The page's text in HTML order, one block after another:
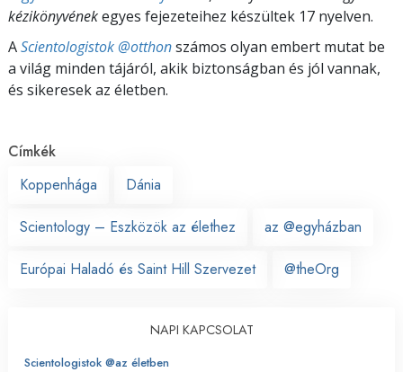
kézikönyvénekegyes fejezeteihez készültek 17 nyelven.
AScientologistok @otthonszámos olyan embert mutat be
a világ minden tájáról, akik biztonságban és jól vannak,
és sikeresek az életben.
Címkék
Koppenhága
Dánia
Scientology – Eszközök az élethez az @egyházban
Európai Haladó és Saint Hill Szervezet @theOrg
NAPI KAPCSOLAT
Scientologistok @az életben